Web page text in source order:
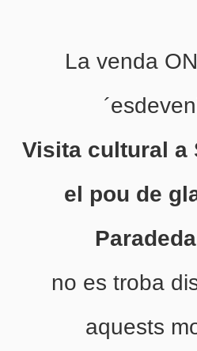
La venda
Visita cultural a
el pou de
no es troba
aquests